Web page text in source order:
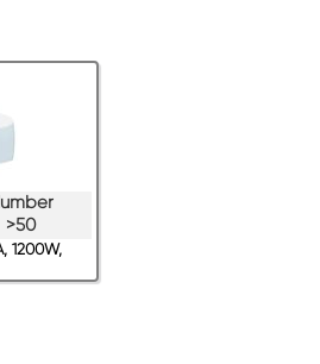
>50
1200W,